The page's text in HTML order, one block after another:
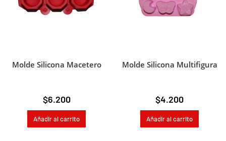
Molde Silicona Macetero
$6.200
Añadir al carrito
Molde Silicona Multifigura
$4.200
Añadir al carrito